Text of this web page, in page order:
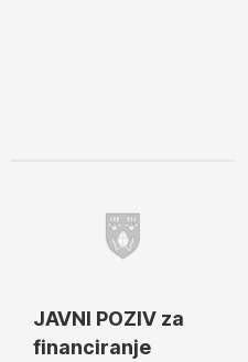
JAVNI POZIV za
financiranje